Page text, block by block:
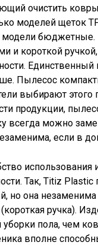
очистить
моделей щеток
модели бюджетные.
и короткой
Единственный
Пылесос
выбирают этого
продукции,
всегда можно
если в
использования
Так, Titiz
но она
(короткая ручка).
пола, чем
вполне